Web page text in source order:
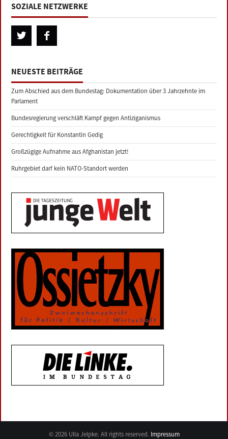
SOZIALE NETZWERKE
NEUESTE BEITRÄGE
Zum Abschied aus dem Bundestag: Dokumentation über 3 Jahrzehnte im
Parlament
Bundesregierung verschläft Kampf gegen Antiziganismus
Gerechtigkeit für Konstantin Gedig
Großzügige Aufnahme aus Afghanistan jetzt!
Ruhrgebiet darf kein NATO-Standort werden
© 2026 Ulla Jelpke. All rights reserved. Impressum